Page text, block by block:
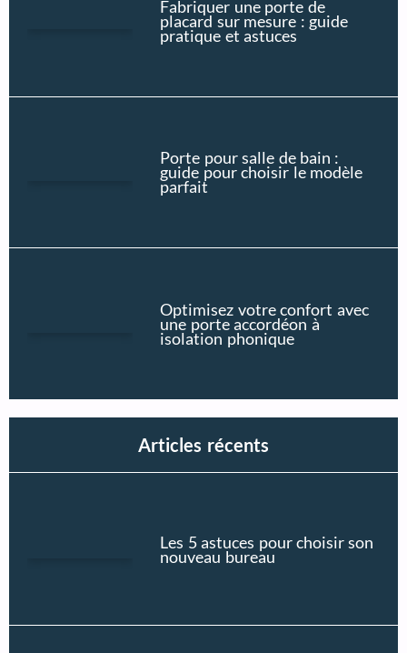
Fabriquer une porte de
placard sur mesure : guide
pratique et astuces
Porte pour salle de bain :
guide pour choisir le modèle
parfait
Optimisez votre confort avec
une porte accordéon à
isolation phonique
Articles récents
Les 5 astuces pour choisir son
nouveau bureau